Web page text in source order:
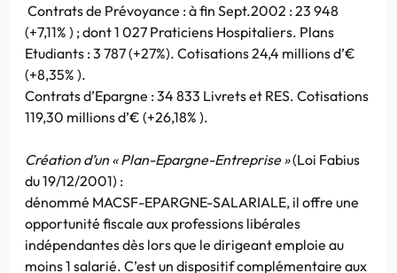
Contrats de Prévoyance : à fin Sept.2002 : 23 948
(+7,11% ) ; dont 1 027 Praticiens Hospitaliers. Plans
Etudiants : 3 787 (+27%). Cotisations 24,4 millions d’€
(+8,35% ).
Contrats d’Epargne : 34 833 Livrets et RES. Cotisations
119,30 millions d’€ (+26,18% ).
Création d’un « Plan-Epargne-Entreprise »(Loi Fabius
du 19/12/2001) :
dénommé MACSF-EPARGNE-SALARIALE, il offre une
opportunité fiscale aux professions libérales
indépendantes dès lors que le dirigeant emploie au
moins 1 salarié. C’est un dispositif complémentaire aux